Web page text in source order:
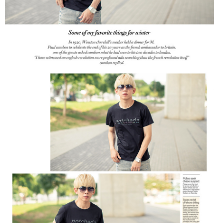
時審查核予不同之上限額度；若仍有額度不足之情形，本公司將視審查結果
請求用戶進行身份認證。
５．嚴禁一人註冊多個帳號或使用他人資訊註冊。若發現惡意使用之情形，
恩沛科技股份有限公司將有權停止該用戶之使用額度並採取法律行動。